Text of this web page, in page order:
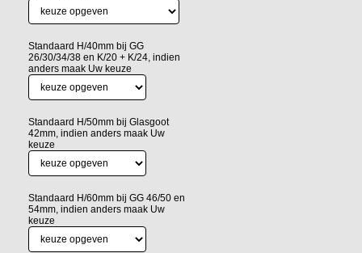
Standaard H/40mm bij GG
26/30/34/38 en K/20 + K/24, indien
anders maak Uw keuze
Standaard H/50mm bij Glasgoot
42mm, indien anders maak Uw
keuze
Standaard H/60mm bij GG 46/50 en
54mm, indien anders maak Uw
keuze